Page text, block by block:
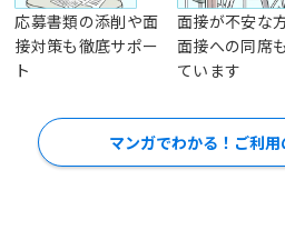
応募書類の添削や面
接対策も徹底サポー
ト
面接が不安な方
面接への同席
ています
マンガでわかる！ご利